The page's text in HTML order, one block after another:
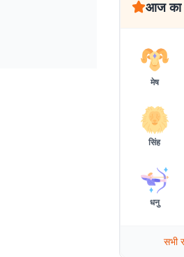
आज का
मेष
सिंह
धनु
सभी